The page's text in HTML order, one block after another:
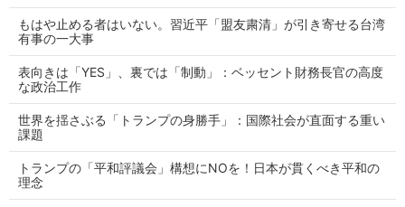
もはや止める者はいない。習近平「盟友粛清」が引き寄せる台湾
有事の一大事
表向きは「YES」、裏では「制動」：ベッセント財務長官の高度
な政治工作
世界を揺さぶる「トランプの身勝手」：国際社会が直面する重い
課題
トランプの「平和評議会」構想にNOを！日本が貫くべき平和の
理念